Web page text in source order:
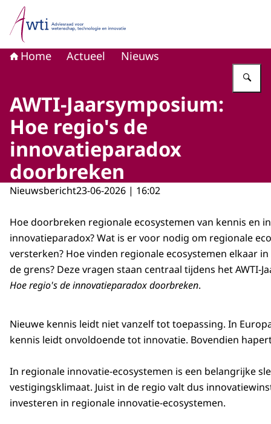
Naar de homepage van Adviesraad voor wetenschap,
Home Actueel Nieuws
AWTI-Jaarsymposium:
Hoe regio's de
innovatieparadox
doorbreken
Nieuwsbericht23-06-2026 | 16:02
Hoe doorbreken regionale ecosystemen van kennis en
innovatieparadox? Wat is er voor nodig om regionale
versterken? Hoe vinden regionale ecosystemen elkaar
de grens? Deze vragen staan centraal tijdens het AWTI-
Hoe regio's de innovatieparadox doorbreken.
Nieuwe kennis leidt niet vanzelf tot toepassing. In
kennis leidt onvoldoende tot innovatie. Bovendien
In regionale innovatie-ecosystemen is een belangrijke
vestigingsklimaat. Juist in de regio valt dus
investeren in regionale innovatie-ecosystemen.